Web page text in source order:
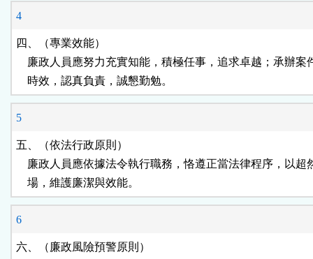
4
四、（專業效能）
廉政人員應努力充實知能，積極任事，追求卓越；承辦案
    時效，認真負責，誠懇勤勉。
5
五、（依法行政原則）
廉政人員應依據法令執行職務，恪遵正當法律程序，以超
    場，維護廉潔與效能。
6
六、（廉政風險預警原則）